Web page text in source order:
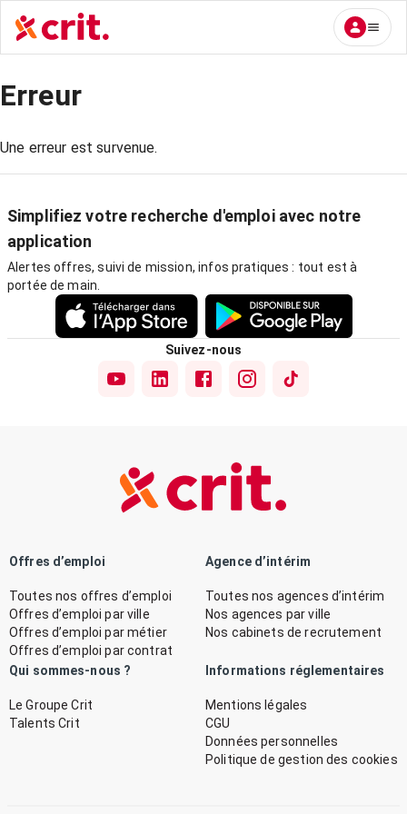
Erreur
Une erreur est survenue.
Simplifiez votre recherche d'emploi avec notre
application
Alertes offres, suivi de mission, infos pratiques : tout est à
portée de main.
Suivez-nous
Offres d’emploi
Toutes nos offres d’emploi
Offres d’emploi par ville
Offres d’emploi par métier
Offres d’emploi par contrat
Agence d’intérim
Toutes nos agences d’intérim
Nos agences par ville
Nos cabinets de recrutement
Qui sommes-nous ?
Le Groupe Crit
Talents Crit
Informations réglementaires
Mentions légales
CGU
Données personnelles
Politique de gestion des cookies